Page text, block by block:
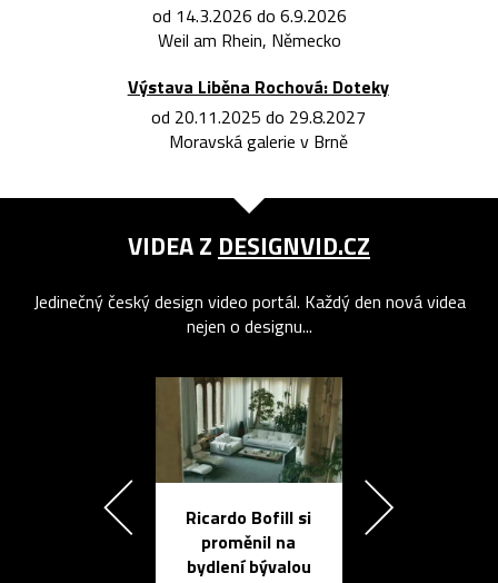
od 14.3.2026 do 6.9.2026
Weil am Rhein, Německo
Výstava Liběna Rochová: Doteky
od 20.11.2025 do 29.8.2027
Moravská galerie v Brně
VIDEA Z DESIGNVID.CZ
Jedinečný český design video portál. Každý den nová videa
nejen o designu...
Ricardo Bofill si
proměnil na
bydlení bývalou